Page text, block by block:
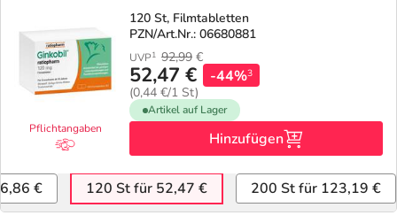
Sport & Fitness
Tierapotheke
Vitamine & Mineralstoffe
Marken
Täglich gut versorgt
Refluthin, Lasea & Carmenthin Deals
Salus Deals
Pflichtangaben
120 St, Filmtabletten
PZN/Art.Nr.: 06680881
UVP1 92,99 €
52,47 €
(0,44 €/1 St)
-44%3
Artikel auf Lager
Hinzufügen
€ 120 St für 52,47 € 200 St für 123,19 €